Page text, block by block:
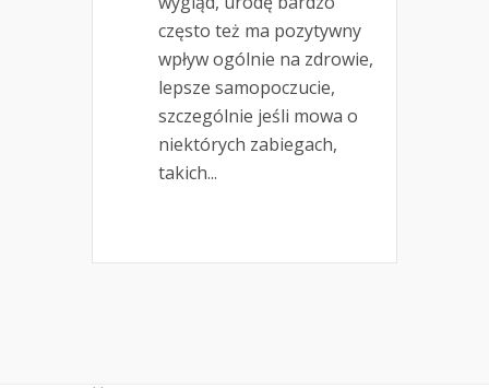
często też ma pozytywny
wpływ ogólnie na zdrowie,
lepsze samopoczucie,
szczególnie jeśli mowa o
niektórych zabiegach,
takich...